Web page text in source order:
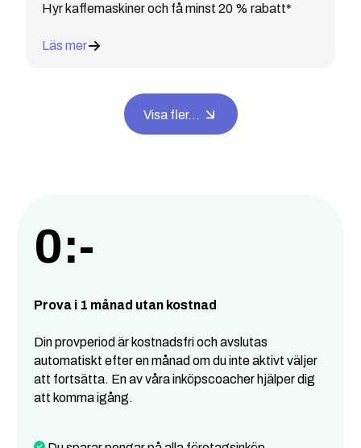
Hyr kaffemaskiner och få minst 20 % rabatt*
Läs mer
Visa fler...
0:-
Prova i 1 månad utan kostnad
Din provperiod är kostnadsfri och avslutas
automatiskt efter en månad om du inte aktivt väljer
att fortsätta. En av våra inköpscoacher hjälper dig
att komma igång.